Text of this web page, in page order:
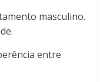
masculino.
entre